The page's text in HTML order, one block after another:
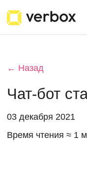
← Назад
Чат-бот
03 декабря 2021
Время чтения ≈ 1